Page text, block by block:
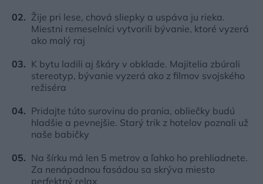
Žije pri lese, chová sliepky a uspáva ju rieka.
Miestni remeselníci vytvorili bývanie, ktoré vyzerá
ako malý raj
K bytu ladili aj škáry v obklade. Majitelia zbúrali
stereotyp, bývanie vyzerá ako z filmov svojského
režiséra
Pridajte túto surovinu do prania, obliečky budú
hladšie a pevnejšie. Starý trik z hotelov poznali už
naše babičky
Na šírku má len 5 metrov a ľahko ho prehliadnete.
Za nenápadnou fasádou sa skrýva miesto
perfektný relax